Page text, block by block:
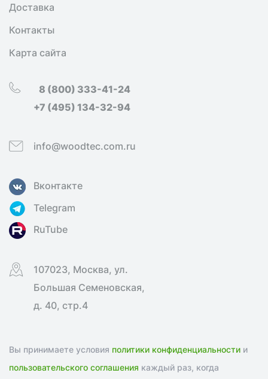
Доставка
Контакты
Карта сайта
8 (800) 333-41-24
+7 (495) 134-32-94
info@woodtec.com.ru
Вконтакте
Telegram
RuTube
107023, Москва, ул.
Большая Семеновская,
д. 40, стр.4
Вы принимаете условия политики конфиденциальности и
пользовательского соглашения каждый раз, когда